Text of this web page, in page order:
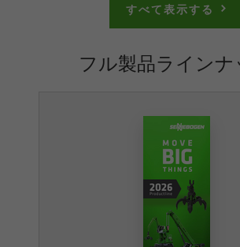
すべて表示する
フル製品ラインナ